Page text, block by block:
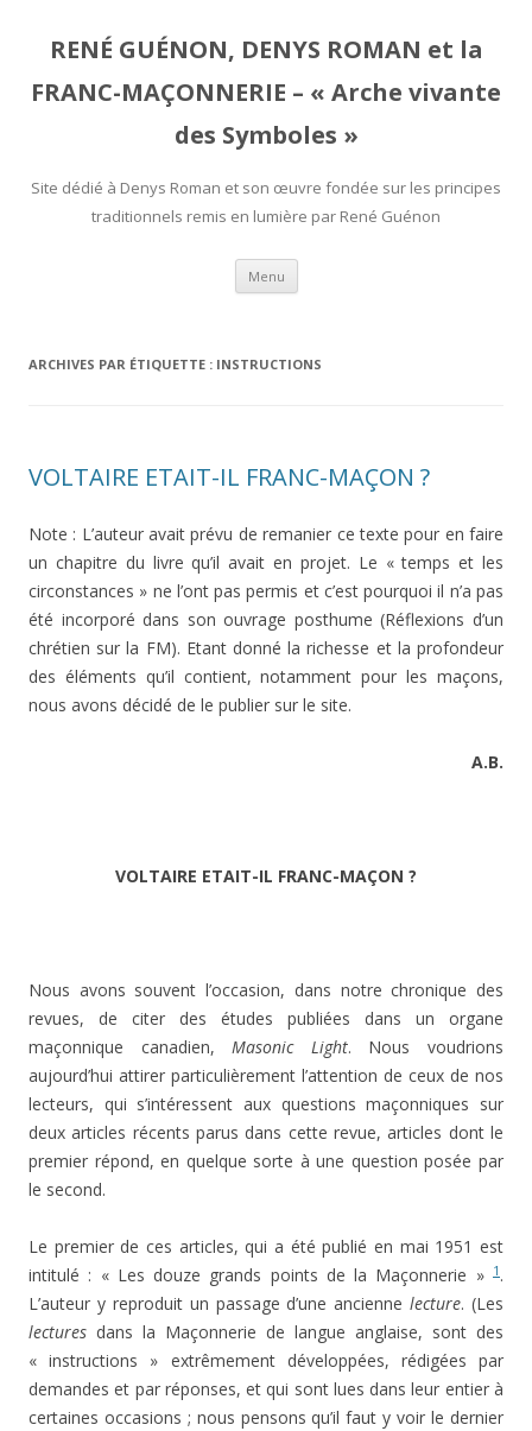
RENÉ GUÉNON, DENYS ROMAN et la
FRANC-MAÇONNERIE – « Arche vivante
des Symboles »
Site dédié à Denys Roman et son œuvre fondée sur les principes
traditionnels remis en lumière par René Guénon
Menu Aller
contenu
ARCHIVES PAR ÉTIQUETTE : INSTRUCTIONS
VOLTAIRE ETAIT-IL FRANC-MAÇON ?
Note : L’auteur avait prévu de remanier ce texte pour en faire
un chapitre du livre qu’il avait en projet. Le « temps et les
circonstances » ne l’ont pas permis et c’est pourquoi il n’a pas
été incorporé dans son ouvrage posthume (Réflexions d’un
chrétien sur la FM). Etant donné la richesse et la profondeur
des éléments qu’il contient, notamment pour les maçons,
nous avons décidé de le publier sur le site.
A.B.
VOLTAIRE ETAIT-IL FRANC-MAÇON ?
Nous avons souvent l’occasion, dans notre chronique des
revues, de citer des études publiées dans un organe
maçonnique canadien,Masonic Light. Nous voudrions
aujourd’hui attirer particulièrement l’attention de ceux de nos
lecteurs, qui s’intéressent aux questions maçonniques sur
deux articles récents parus dans cette revue, articles dont le
premier répond, en quelque sorte à une question posée par
le second.
Le premier de ces articles, qui a été publié en mai 1951 est
intitulé : « Les douze grands points de la Maçonnerie » 1 .
L’auteur y reproduit un passage d’une anciennelecture. (Les
lectures dans la Maçonnerie de langue anglaise, sont des
« instructions » extrêmement développées, rédigées par
demandes et par réponses, et qui sont lues dans leur entier à
certaines occasions ; nous pensons qu’il faut y voir le dernier